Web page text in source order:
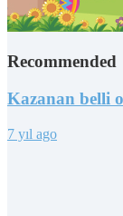
Recommended
Kazanan belli
7 yıl ago